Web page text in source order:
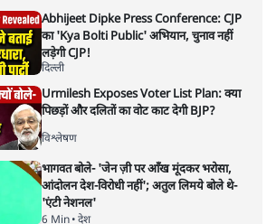
अगली खबर लोड हो रही है...